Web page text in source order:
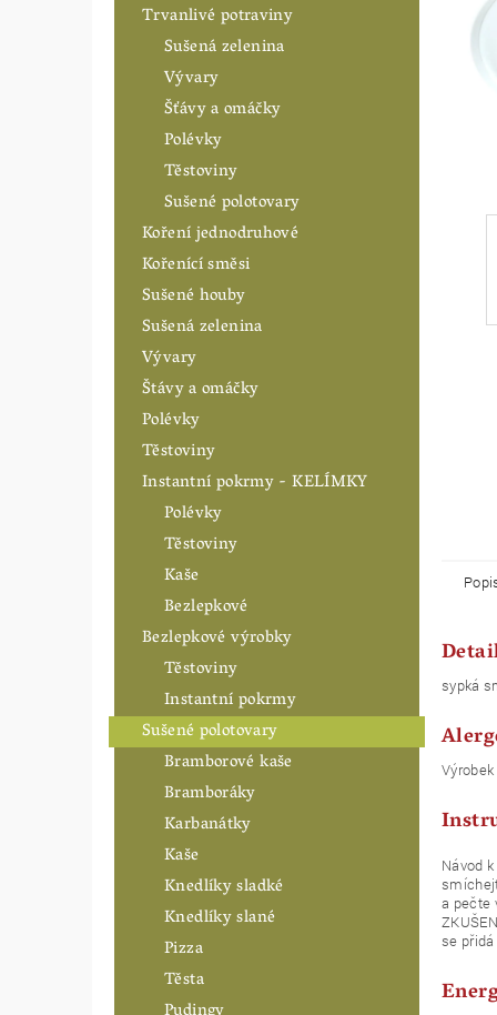
Trvanlivé potraviny
Sušená zelenina
Vývary
Šťávy a omáčky
Polévky
Těstoviny
Sušené polotovary
Koření jednodruhové
Kořenící směsi
Sušené houby
Sušená zelenina
Vývary
Štávy a omáčky
Polévky
Těstoviny
Instantní pokrmy - KELÍMKY
Polévky
Těstoviny
Kaše
Bezlepkové
Bezlepkové výrobky
Těstoviny
Instantní pokrmy
Sušené polotovary
Bramborové kaše
Bramboráky
Karbanátky
Kaše
Knedlíky sladké
Knedlíky slané
Pizza
Těsta
sypká
Návod
a pečte
se